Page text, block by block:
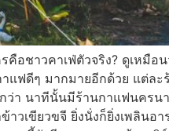
อชาวคาเฟ่ตัวจริง? ดูเหมือน
แฟดีๆ มากมายอีกด้วย แต่ละ
ว่า นาทีนั้นมีร้านกาแฟนครน
วเขียวขจี ยิ่งนั่งก็ยิ่งเพลินอ